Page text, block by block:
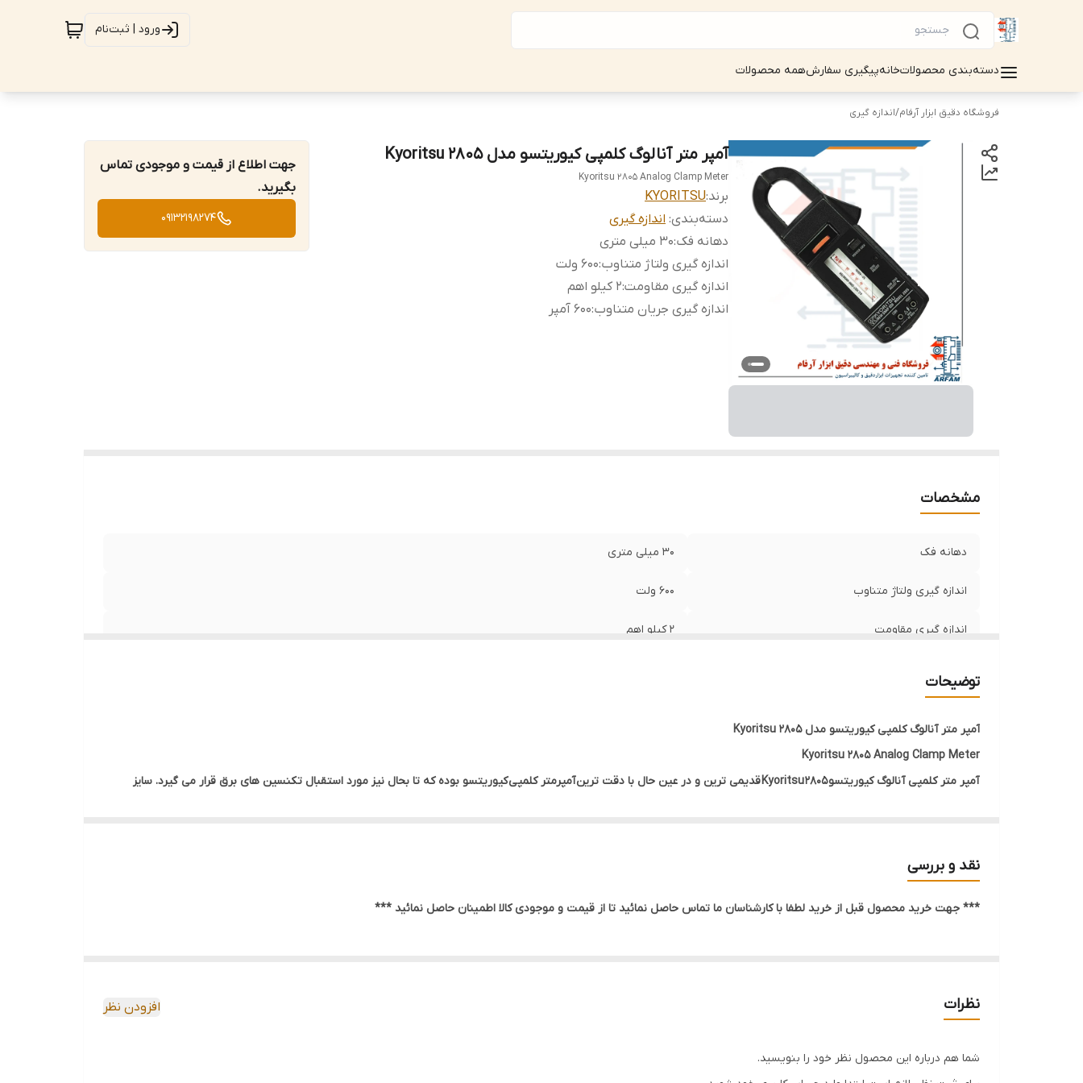
ورود | ثبت‌نام
دسته‌بندی محصولاتخانهپیگیری سفارشهمه محصولات
فروشگاه دقیق ابزار آرفام/اندازه گیری
آمپر متر آنالوگ کلمپی کیوریتسو مدل Kyoritsu 2805
Kyoritsu 2805 Analog Clamp Meter
برند:KYORITSU
دسته‌بندی: اندازه گیری
دهانه فک:30 میلی متری
اندازه گیری ولتاژ متناوب:600 ولت
اندازه گیری مقاومت:2 کیلو اهم
اندازه گیری جریان متناوب:600 آمپر
جهت اطلاع از قیمت و موجودی تماس
بگیرید.
09132198274
مشخصات
دهانه فک 30 میلی متری
اندازه گیری ولتاژ متناوب 600 ولت
اندازه گیری مقاومت 2 کیلو اهم
توضیحات
آمپر متر آنالوگ کلمپی کیوریتسو مدل Kyoritsu 2805
Kyoritsu 2805 Analog Clamp Meter
آمپر متر کلمپی آنالوگ کیوریتسو 2805 Kyoritsu قدیمی ترین و در عین حال با دقت ترین آمپرمتر کلمپی کیوریتسو بوده که تا بحال نیز مورد استقبال تکنسین های برق قرار می گیرد. سایز
را اندازه گیری کند. این کلمپ قابلیت اندازه گیری جریان AC تا 600 آمپر و همچنین ولتاژ تا 600 ولت را دارد.
مشخصات فنی آمپر متر آنالوگ کلمپی کیوریتسو مدل Kyoritsu 2805
اندازه گیری جریان متناوب 600 آمپر
AC V
150/300/600V ±3% of FS
نقد و بررسی
*** جهت خرید محصول قبل از خرید لطفا با کارشناسان ما تماس حاصل نمائید تا از قیمت و موجودی کالا اطمینان حاصل نمائید ***
نظرات افزودن نظر
شما هم درباره این محصول نظر خود را بنویسید.